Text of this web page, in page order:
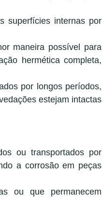
superfícies internas por
maneira possível para
hermética completa,
por longos períodos,
estejam intactas
ou transportados por
a corrosão em peças
ou que permanecem